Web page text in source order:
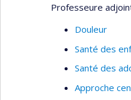
Professeure
Douleur
Santé des
Santé des
Approche